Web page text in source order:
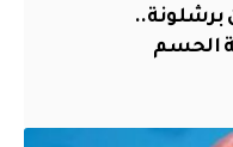
برشلونة..
الحسم